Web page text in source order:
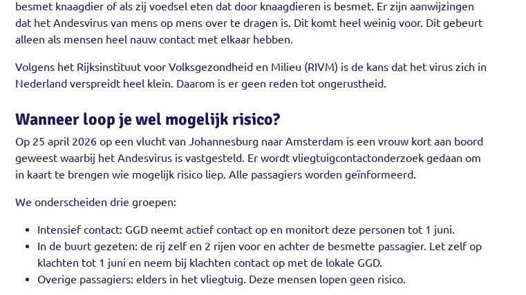
besmet knaagdier of als zij voedsel eten dat door knaagdieren is besmet. Er zijn aanwijzingen
dat het Andesvirus van mens op mens over te dragen is. Dit komt heel weinig voor. Dit gebeurt
alleen als mensen heel nauw contact met elkaar hebben.
Volgens het Rijksinstituut voor Volksgezondheid en Milieu (RIVM) is de kans dat het virus zich in
Nederland verspreidt heel klein. Daarom is er geen reden tot ongerustheid.
Wanneer loop je wel mogelijk risico?
Op 25 april 2026 op een vlucht van Johannesburg naar Amsterdam is een vrouw kort aan boord
geweest waarbij het Andesvirus is vastgesteld. Er wordt vliegtuigcontactonderzoek gedaan om
in kaart te brengen wie mogelijk risico liep. Alle passagiers worden geïnformeerd.
We onderscheiden drie groepen:
Intensief contact: GGD neemt actief contact op en monitort deze personen tot 1 juni.
In de buurt gezeten: de rij zelf en 2 rijen voor en achter de besmette passagier. Let zelf op
klachten tot 1 juni en neem bij klachten contact op met de lokale GGD.
Overige passagiers: elders in het vliegtuig. Deze mensen lopen geen risico.